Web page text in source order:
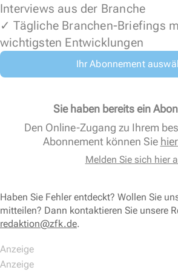
Interviews aus der Branche
✓ Tägliche Branchen-Briefings
wichtigsten Entwicklungen
Ihr Abonnement
Sie haben bereits ein
Den Online-Zugang zu Ihrem
Abonnement können Sie
Melden Sie sich hier
Haben Sie Fehler entdeckt? Wollen Sie
mitteilen? Dann kontaktieren Sie unsere
redaktion@zfk.de.